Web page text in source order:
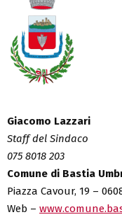
Giacomo Lazzari
Staff del Sindaco
075 8018 203
Comune di Bastia
Piazza Cavour, 19 –
Web –